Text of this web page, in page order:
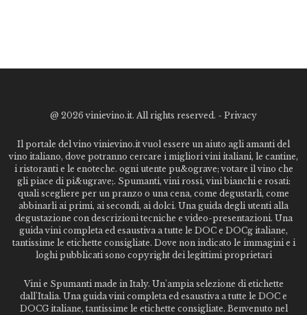
@ 2026 vinievino.it. All rights reserved. - Privacy
Il portale del vino vinievino.it vuol essere un aiuto agli amanti del
vino italiano, dove potranno cercare i migliori vini italiani, le cantine,
i ristoranti e le enoteche. ogni utente pu&ograve; votare il vino che
gli piace di pi&ugrave;. Spumanti, vini rossi, vini bianchi e rosati:
quali scegliere per un pranzo o una cena, come degustarli, come
abbinarli ai primi, ai secondi, ai dolci. Una guida degli utenti alla
degustazione con descrizioni tecniche e video-presentazioni. Una
guida vini completa ed esaustiva a tutte le DOC e DOCg italiane,
tantissime le etichette consigliate. Dove non indicato le immagini e i
loghi pubblicati sono copyright dei legittimi proprietari
Vini e Spumanti made in Italy. Un'ampia selezione di etichette
dall'Italia. Una guida vini completa ed esaustiva a tutte le DOC e
DOCG italiane, tantissime le etichette consigliate. Benvenuto nel